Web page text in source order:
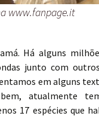
www.fanpage.it
Há alguns
junto com
em alguns
atualmente
17 espécies que